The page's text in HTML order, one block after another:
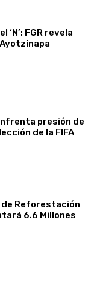
‘N’: FGR revela
presión de
de la FIFA
Reforestación
6.6 Millones